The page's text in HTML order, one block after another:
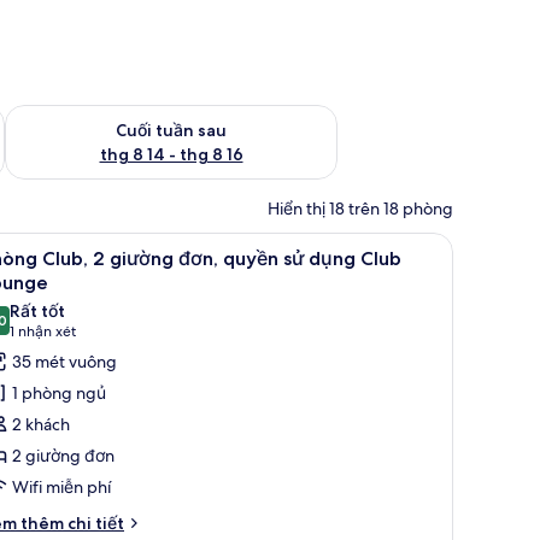
thg 8 7 - thg 8 9
Cuối tuần sau
thg 8 14 - thg 8 16
Kiểm tra lượng phòng cuối tuần tới từ thg 8 14 - thg 8 16
Hiển thị 18 trên 18 phòng
kháng dị ứng, minibar, két bảo mật tại phòng, bàn
Phòng Club, 2 giường đơn, quyền sử dụng
4
Club, 2 giường đơn, quyền sử dụng Club
trên 10
Rất tốt
1 nhận xét
(1
nhận
xét)
35 mét vuông
1 phòng ngủ
2 khách
2 giường đơn
Wifi miễn phí
thêm chi tiết